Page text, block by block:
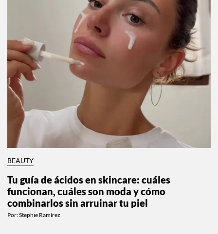
BEAUTY
Tu guía de ácidos en skincare: cuáles
funcionan, cuáles son moda y cómo
combinarlos sin arruinar tu piel
Por:Stephie Ramírez